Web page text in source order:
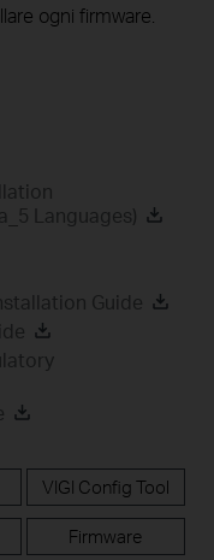
ogni firmware.
Languages)
Guide
VIGI Config Tool
Firmware